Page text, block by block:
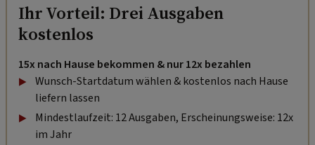
Ihr Vorteil: Drei Ausgaben
kostenlos
15x nach Hause bekommen & nur 12x bezahlen
Wunsch-Startdatum wählen & kostenlos nach Hause
liefern lassen
Mindestlaufzeit: 12 Ausgaben, Erscheinungsweise: 12x
im Jahr